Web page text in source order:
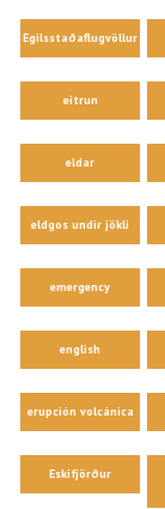
Egilsstaðaflugvöllur
eitrun
eldar
eldgos undir jökli
emergency
english
erupción volcánica
Eskifjörður